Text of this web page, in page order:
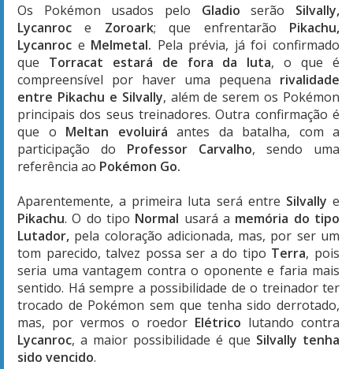
Os Pokémon usados pelo Gladio serão Silvally,
Lycanroc e Zoroark; que enfrentarão Pikachu,
Lycanroc e Melmetal. Pela prévia, já foi confirmado
que Torracat estará de fora da luta, o que é
compreensível por haver uma pequena rivalidade
entre Pikachu e Silvally, além de serem os Pokémon
principais dos seus treinadores. Outra confirmação é
que o Meltan evoluirá antes da batalha, com a
participação do Professor Carvalho, sendo uma
referência ao Pokémon Go.
Aparentemente, a primeira luta será entre Silvally e
Pikachu. O do tipo Normal usará a memória do tipo
Lutador, pela coloração adicionada, mas, por ser um
tom parecido, talvez possa ser a do tipo Terra, pois
seria uma vantagem contra o oponente e faria mais
sentido. Há sempre a possibilidade de o treinador ter
trocado de Pokémon sem que tenha sido derrotado,
mas, por vermos o roedor Elétrico lutando contra
Lycanroc, a maior possibilidade é que Silvally tenha
sido vencido.